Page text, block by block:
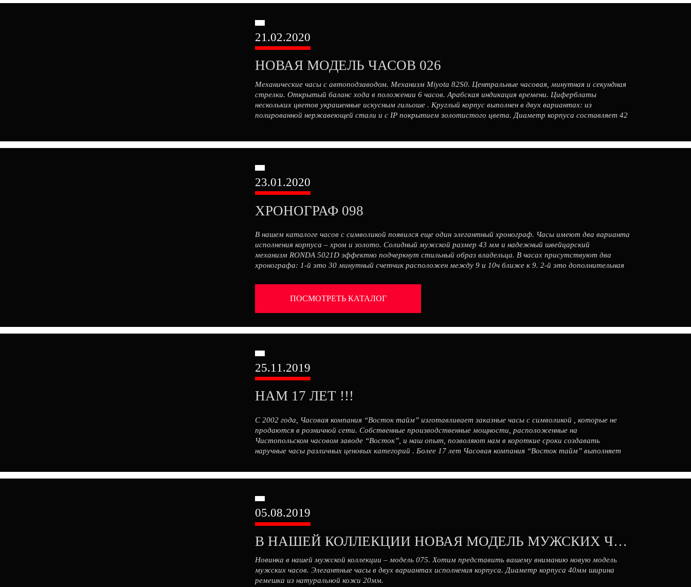
21.02.2020
НОВАЯ МОДЕЛЬ ЧАСОВ 026
Механические часы с автоподзаводом. Механизм Miyota 82S0. Центральные часовая, минутная и секундная
стрелки. Открытый баланс хода в положении 6 часов. Арабская индикация времени. Циферблаты
нескольких цветов украшенные искусным гильоше . Круглый корпус выполнен в двух вариантах: из
полированной нержавеющей стали и с IP покрытием золотистого цвета. Диаметр корпуса составляет 42
23.01.2020
ХРОНОГРАФ 098
В нашем каталоге часов с символикой появился еще один элегантный хронограф. Часы имеют два варианта
исполнения корпуса – хром и золото. Солидный мужской размер 43 мм и надежный швейцарский
механизм RONDA 5021D эффектно подчеркнут стильный образ владельца. В часах присутствуют два
хронографа: 1-й это 30 минутный счетчик расположен между 9 и 10ч ближе к 9. 2-й это дополнительная
ПОСМОТРЕТЬ КАТАЛОГ
25.11.2019
НАМ 17 ЛЕТ !!!
С 2002 года, Часовая компания “Восток тайм” изготавливает заказные часы с символикой , которые не
продаются в розничной сети. Собственные производственные мощности, расположенные на
Чистопольском часовом заводе “Восток”, и наш опыт, позволяют нам в короткие сроки создавать
наручные часы различных ценовых категорий . Более 17 лет Часовая компания “Восток тайм” выполняет
05.08.2019
В НАШЕЙ КОЛЛЕКЦИИ НОВАЯ МОДЕЛЬ МУЖСКИХ ЧАСОВ.
Новинка в нашей мужской коллекции – модель 075. Хотим представить вашему вниманию новую модель
мужских часов. Элегантные часы в двух вариантах исполнения корпуса. Диаметр корпуса 40мм ширина
ремешка из натуральной кожи 20мм.